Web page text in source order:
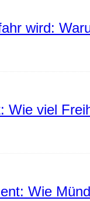
wird:
Wie viel
Wie